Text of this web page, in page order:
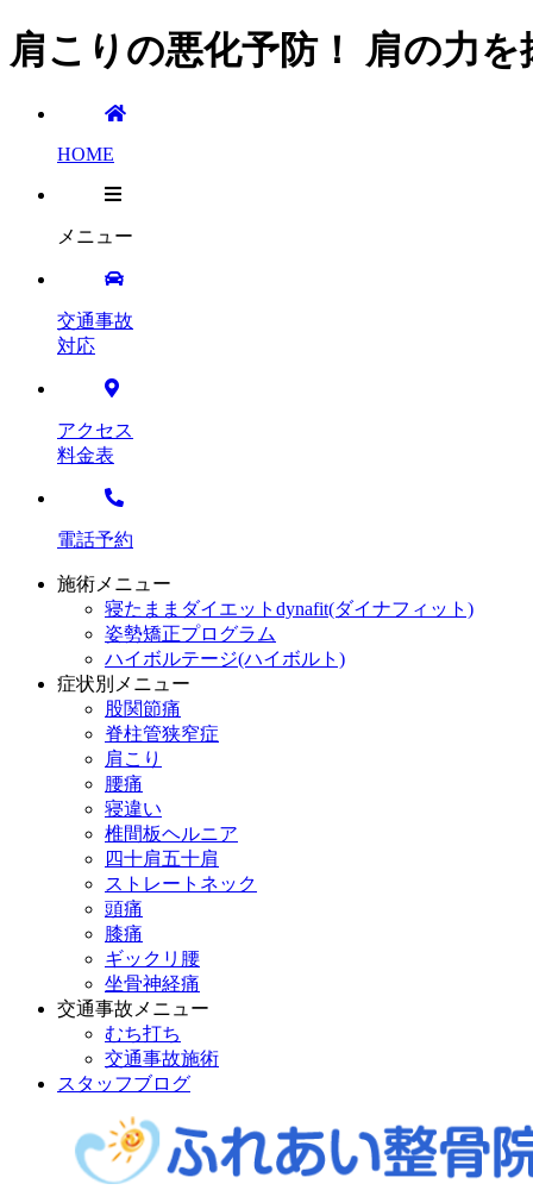
肩こりの悪化予防！ 肩の力
HOME
メニュー
交通事故
対応
アクセス
料金表
電話予約
施術メニュー
寝たままダイエットdynafit(ダイナフィット)
姿勢矯正プログラム
ハイボルテージ(ハイボルト)
症状別メニュー
股関節痛
脊柱管狭窄症
肩こり
腰痛
寝違い
椎間板ヘルニア
四十肩五十肩
ストレートネック
頭痛
膝痛
ギックリ腰
坐骨神経痛
交通事故メニュー
むち打ち
交通事故施術
スタッフブログ